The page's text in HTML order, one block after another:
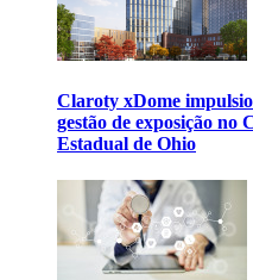
Claroty xDome
gestão de exposição
Estadual de Ohio